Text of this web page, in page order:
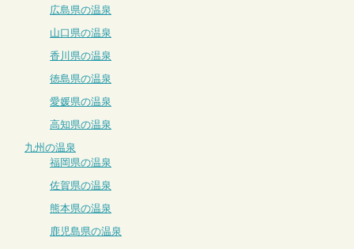
広島県の温泉
山口県の温泉
香川県の温泉
徳島県の温泉
愛媛県の温泉
高知県の温泉
九州の温泉
福岡県の温泉
佐賀県の温泉
熊本県の温泉
鹿児島県の温泉